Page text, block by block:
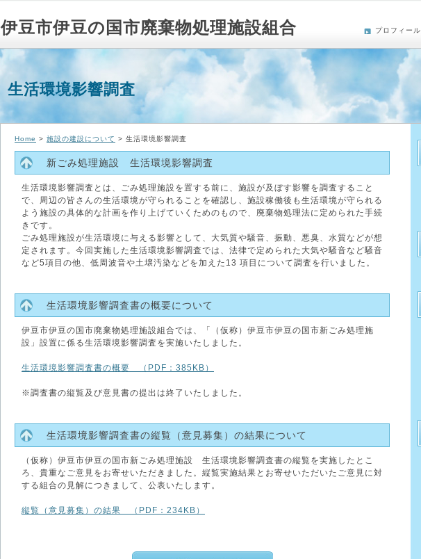
伊豆市伊豆の国市廃棄物処理施設組合 プロフィール
生活環境影響調査
Home > 施設の建設について > 生活環境影響調査
新ごみ処理施設 生活環境影響調査
生活環境影響調査とは、ごみ処理施設を置する前に、施設が及ぼす影響を調査すること
で、周辺の皆さんの生活環境が守られることを確認し、施設稼働後も生活環境が守られる
よう施設の具体的な計画を作り上げていくためのもので、廃棄物処理法に定められた手続
きです。
ごみ処理施設が生活環境に与える影響として、大気質や騒音、振動、悪臭、水質などが想
定されます。今回実施した生活環境影響調査では、法律で定められた大気や騒音など騒音
など5項目の他、低周波音や土壌汚染などを加えた13 項目について調査を行いました。
生活環境影響調査書の概要について
伊豆市伊豆の国市廃棄物処理施設組合では、「（仮称）伊豆市伊豆の国市新ごみ処理施
設」設置に係る生活環境影響調査を実施いたしました。
生活環境影響調査書の概要 （PDF：385KB）
※調査書の縦覧及び意見書の提出は終了いたしました。
生活環境影響調査書の縦覧（意見募集）の結果について
（仮称）伊豆市伊豆の国市新ごみ処理施設 生活環境影響調査書の縦覧を実施したとこ
ろ、貴重なご意見をお寄せいただきました。縦覧実施結果とお寄せいただいたご意見に対
する組合の見解につきまして、公表いたします。
縦覧（意見募集）の結果 （PDF：234KB）